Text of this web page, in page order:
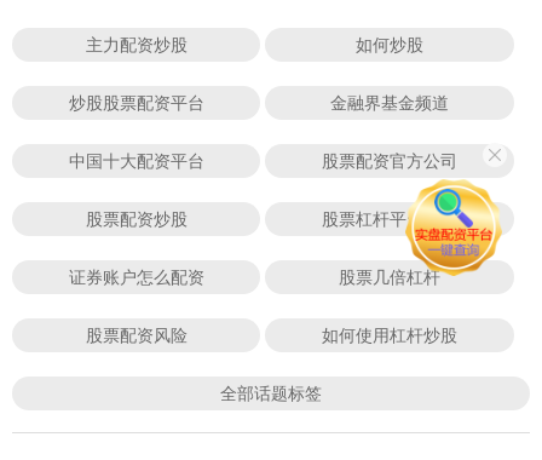
主力配资炒股 如何炒股
炒股股票配资平台 金融界基金频道
中国十大配资平台 股票配资官方公司
股票配资炒股 股票杠杆平台排行
证券账户怎么配资 股票几倍杠杆
股票配资风险 如何使用杠杆炒股
全部话题标签